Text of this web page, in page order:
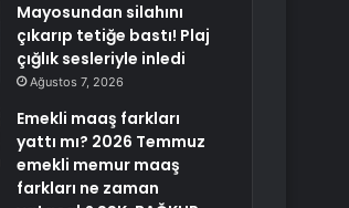
Mayosundan silahını
çıkarıp tetiğe bastı! Plaj
çığlık sesleriyle inledi
Ağustos 7, 2026
Emekli maaş farkları
yattı mı? 2026 Temmuz
emekli memur maaş
farkları ne zaman